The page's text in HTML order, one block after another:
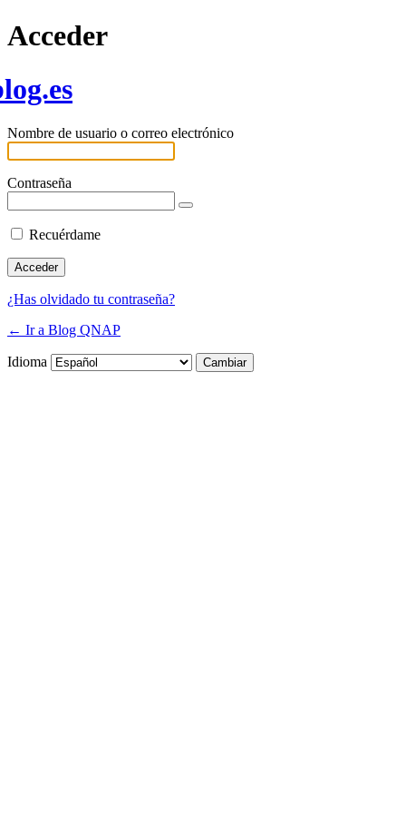
Acceder
Nombre de usuario o correo electrónico
Contraseña
Recuérdame
¿Has olvidado tu contraseña?
← Ir a Blog QNAP
Idioma